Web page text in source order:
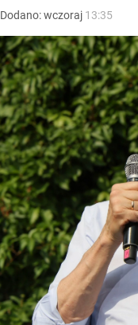
Dodano:wczoraj 13:35